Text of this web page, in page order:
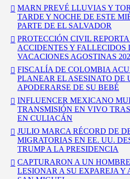
MARN PREVÉ LLUVIAS Y
TARDE Y NOCHE DE ESTE
PARTE DE EL SALVADOR
PROTECCIÓN CIVIL
ACCIDENTES Y FALLECIDOS
VACACIONES AGOSTINAS
FISCALÍA DE COLOMBIA
PLANEAR EL ASESINATO DE
APODERARSE DE SU BEBÉ
INFLUENCER MEXICANO
TRANSMISIÓN EN VIVO
EN CULIACÁN
JULIO MARCA RÉCORD DE
MIGRATORIAS EN EE. UU.
TRUMP A LA PRESIDENCIA
CAPTURARON A UN
LESIONAR A SU EXPAREJA Y